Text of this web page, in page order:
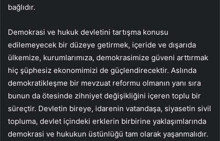
bağlıdır.
Demokrasi ve hukuk devletini tartışma konusu
edilemeyecek bir düzeye getirmek, içeride ve dışarıda
ülkemize, kurumlarımıza, demokrasimize güveni arttırmak
hiç şüphesiz ekonomimizi de güçlendirecektir. Aslında
demokratikleşme bir mevzuat reformu olmanın yanı sıra
bunun da ötesinde zihniyet değişikliğini içeren toplu bir
süreçtir. Devletin bireye, idarenin vatandaşa, siyasetin sivil
topluma, devlet içindeki erklerin birbirine yaklaşımlarında
demokrasi ve hukukun üstünlüğü tam olarak yaşanmalıdır.